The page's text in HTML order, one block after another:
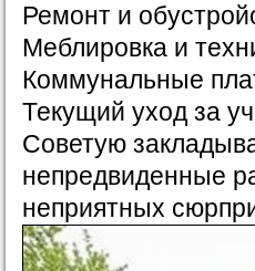
Ремонт и
Меблировка и
Коммунальные
Текущий уход за
Советую
непредвиденные
неприятных